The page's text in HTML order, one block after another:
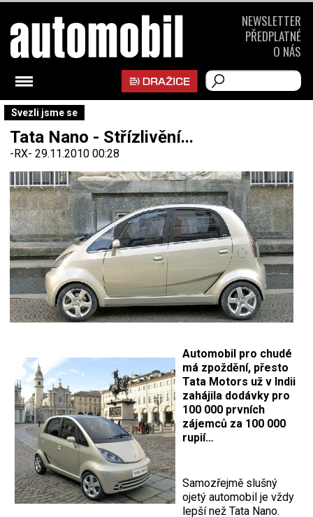
Svezli jsme se
Tata Nano - Střízlivění...
-RX- 29.11.2010 00:28
Automobil pro chudé
má zpoždění, přesto
Tata Motors už v Indii
zahájila dodávky pro
100 000 prvních
zájemců za 100 000
rupií…
Samozřejmě slušný
ojetý automobil je vždy
lepší než Tata Nano.
NEWSLETTER
PŘEDPLATNÉ
O NÁS